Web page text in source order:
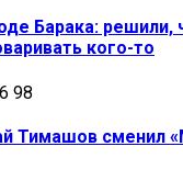
Барака: решили,
кого-то
98
Тимашов сменил